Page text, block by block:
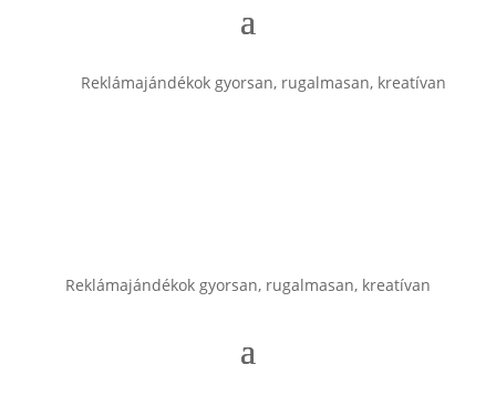
Reklámajándékok gyorsan, rugalmasan, kreatívan
Reklámajándékok gyorsan, rugalmasan, kreatívan